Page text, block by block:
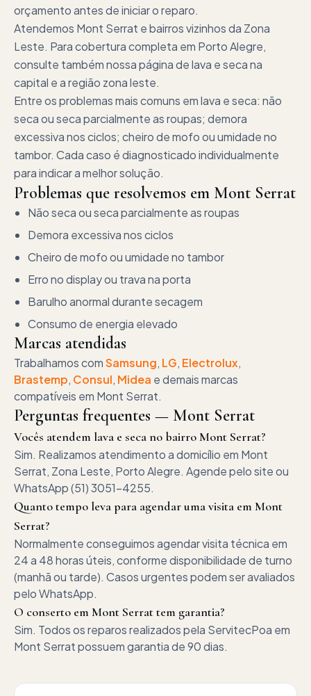
orçamento antes de iniciar o reparo.
Atendemos Mont Serrat e bairros vizinhos da Zona
Leste. Para cobertura completa em Porto Alegre,
consulte também nossa página de lava e seca na
capital e a região zona leste.
Entre os problemas mais comuns em lava e seca: não
seca ou seca parcialmente as roupas; demora
excessiva nos ciclos; cheiro de mofo ou umidade no
tambor. Cada caso é diagnosticado individualmente
para indicar a melhor solução.
Problemas que resolvemos em Mont Serrat
Não seca ou seca parcialmente as roupas
Demora excessiva nos ciclos
Cheiro de mofo ou umidade no tambor
Erro no display ou trava na porta
Barulho anormal durante secagem
Consumo de energia elevado
Marcas atendidas
Trabalhamos comSamsung, LG, Electrolux,
Brastemp, Consul, Midea e demais marcas
compatíveis em Mont Serrat.
Perguntas frequentes — Mont Serrat
Vocês atendem lava e seca no bairro Mont Serrat?
Sim. Realizamos atendimento a domicílio em Mont
Serrat, Zona Leste, Porto Alegre. Agende pelo site ou
WhatsApp (51) 3051-4255.
Quanto tempo leva para agendar uma visita em Mont
Serrat?
Normalmente conseguimos agendar visita técnica em
24 a 48 horas úteis, conforme disponibilidade de turno
(manhã ou tarde). Casos urgentes podem ser avaliados
pelo WhatsApp.
O conserto em Mont Serrat tem garantia?
Sim. Todos os reparos realizados pela ServitecPoa em
Mont Serrat possuem garantia de 90 dias.